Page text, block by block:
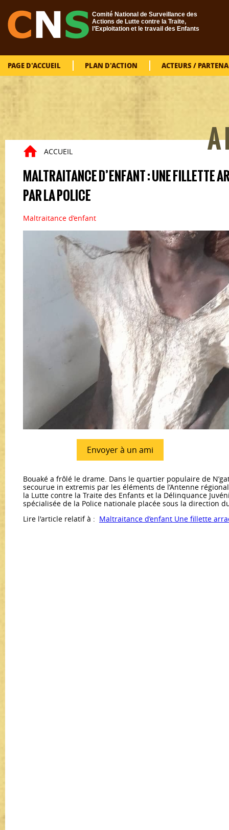
Comité National de Surveillance des
Actions de Lutte contre la Traite,
l’Exploitation et le travail des Enfants
PAGE D'ACCUEIL PLAN D'ACTION ACTEURS /
ACCUEIL A
MALTRAITANCE D’ENFANT : UNE FILLETTE
PAR LA POLICE
Maltraitance d’enfant
Envoyer à un ami
Bouaké a frôlé le drame. Dans le quartier populaire de
secourue in extremis par les éléments de l’Antenne
la Lutte contre la Traite des Enfants et la Délinquance
spécialisée de la Police nationale placée sous la direction
Lire l'article relatif à : Maltraitance d’enfant Une fillette